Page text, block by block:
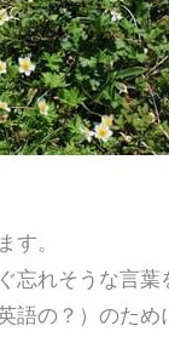
す。
忘れそうな言葉
語の？）のため